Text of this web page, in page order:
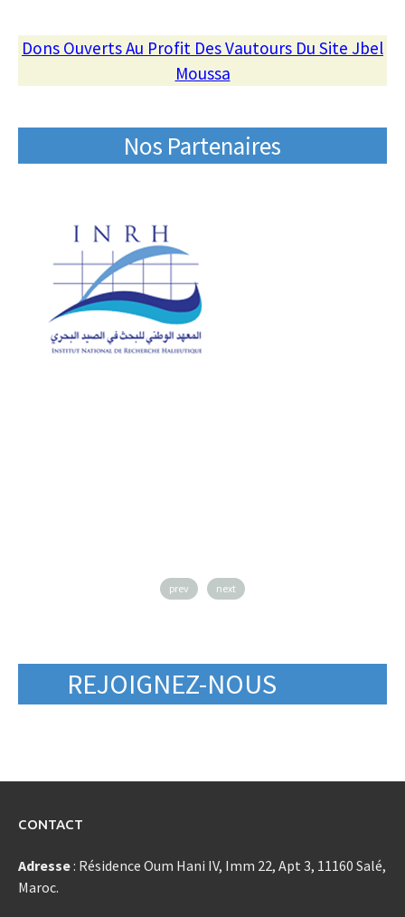
Dons Ouverts Au Profit Des Vautours Du Site Jbel
Moussa
Nos Partenaires
prev next
REJOIGNEZ-NOUS
CONTACT
Adresse: Résidence Oum Hani IV, Imm 22, Apt 3, 11160 Salé,
Maroc.